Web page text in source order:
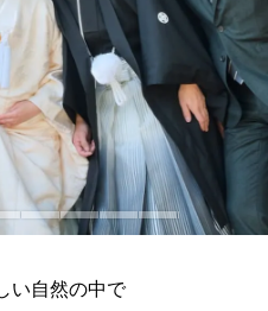
い自然の中で